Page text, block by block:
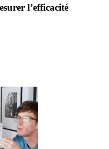
l’efficacité